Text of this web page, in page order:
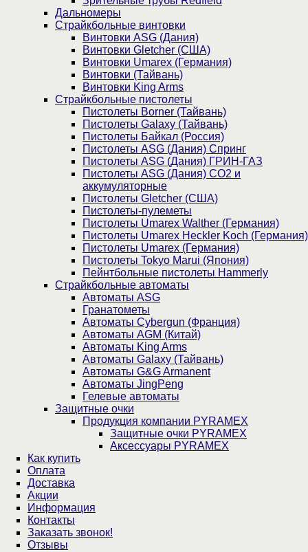
Дальномеры
Страйкбольные винтовки
Винтовки ASG (Дания)
Винтовки Gletcher (США)
Винтовки Umarex (Германия)
Винтовки (Тайвань)
Винтовки King Arms
Страйкбольные пистолеты
Пистолеты Borner (Тайвань)
Пистолеты Galaxy (Тайвань)
Пистолеты Байкал (Россия)
Пистолеты ASG (Дания) Спринг
Пистолеты ASG (Дания) ГРИН-ГАЗ
Пистолеты ASG (Дания) CO2 и
аккумуляторные
Пистолеты Gletcher (США)
Пистолеты-пулеметы
Пистолеты Umarex Walther (Германия)
Пистолеты Umarex Heckler Koch (Германия)
Пистолеты Umarex (Германия)
Пистолеты Tokyo Marui (Япония)
Пейнтбольные пистолеты Hammerly
Страйкбольные автоматы
Автоматы ASG
Гранатометы
Автоматы Cybergun (Франция)
Автоматы AGM (Китай)
Автоматы King Arms
Автоматы Galaxy (Тайвань)
Автоматы G&G Armanent
Автоматы JingPeng
Гелевые автоматы
Защитные очки
Продукция компании PYRAMEX
Защитные очки PYRAMEX
Аксессуары PYRAMEX
Как купить
Оплата
Доставка
Акции
Информация
Контакты
Заказать звонок!
Отзывы